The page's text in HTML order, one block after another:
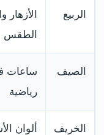
الربيع
الأزهار
الطقس
الصيف
ساعات
رياضية
الخريف ألوان